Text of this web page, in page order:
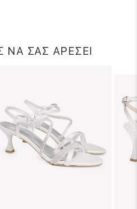
ΝΑ ΣΑΣ ΑΡΕΣΕΙ